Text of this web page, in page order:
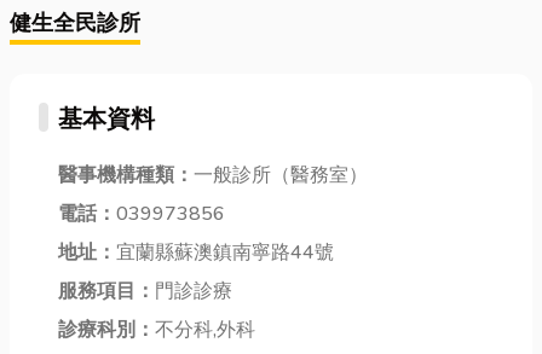
健生全民診所
基本資料
醫事機構種類： 一般診所（醫務室）
電話： 039973856
地址： 宜蘭縣蘇澳鎮南寧路44號
服務項目： 門診診療
診療科別： 不分科,外科